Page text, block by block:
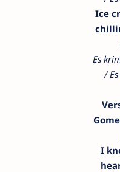
Ice
Es
/
I